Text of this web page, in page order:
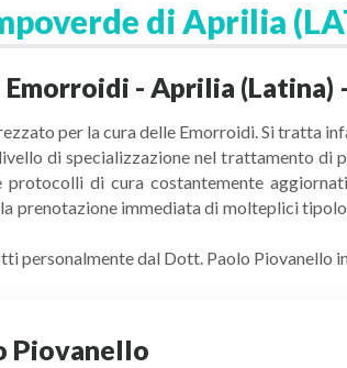
di Aprilia
- Aprilia (Latina)
per la cura delle Emorroidi. Si tratta
di specializzazione nel trattamento
di cura costantemente
prenotazione immediata di molteplici
personalmente dal Dott. Paolo
Piovanello